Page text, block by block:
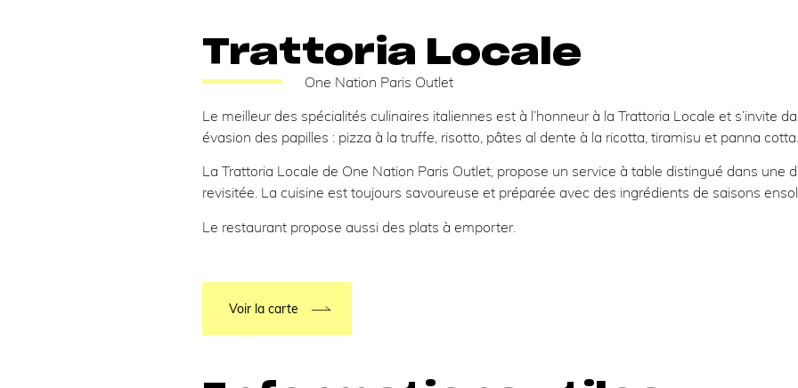
Trattoria Locale
One Nation Paris Outlet
Le meilleur des spécialités culinaires italiennes est à l’honneur à la Trattoria Locale et s’invite
évasion des papilles : pizza à la truffe, risotto, pâtes al dente à la ricotta, tiramisu et panna
La Trattoria Locale de One Nation Paris Outlet, propose un service à table distingué dans une
revisitée. La cuisine est toujours savoureuse et préparée avec des ingrédients de saisons
Le restaurant propose aussi des plats à emporter.
Voir la carte